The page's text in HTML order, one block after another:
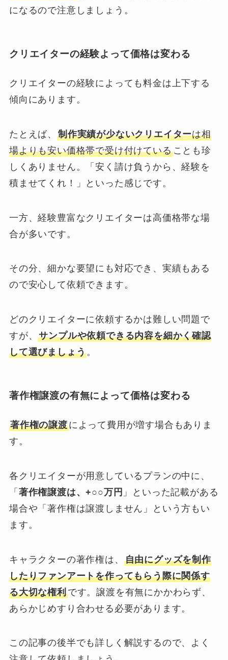
になるので注意しましょう。
クリエイターの経験よって価格は変わる
クリエイターの経験によっても料金は上下する
傾向にあります。
たとえば、 制作実績が少ないクリエイターは相
場よりも安い価格帯で受け付けていることも珍
しくありません。「安く請け負うから、経験を
積ませてくれ！」といった感じです。
一方、経験豊富なクリエイターは高価格帯な場
合が多いです。
その分、細かな要望にも対応でき、実績もある
ので安心して依頼できます。
どのクリエイターに依頼するかは難しい問題で
すが、サンプルや依頼できる内容を細かく確認
して選びましょう。
著作権譲渡の有無によって価格は変わる
著作権の譲渡によって費用が増す場合もありま
す。
各クリエイターが用意しているプランの中に、
「 著作権譲渡は、+○○万円 」といった記載がある
場合や「著作権は譲渡しません」という方もい
ます。
キャラクターの著作権は、 自由にグッズを制作
したりファンアートを作ってもらう際に関係す
る大切な権利です。譲渡を有無にかかわらず、
あらかじめすり合わせる必要があります。
この記事の後半でも詳しく解説するので、よく